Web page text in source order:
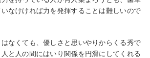
なけければ力を発揮することは難しいので
なくても、優しさと思いやりからくる秀で
と人の間にはいり関係を円滑にしてくれる